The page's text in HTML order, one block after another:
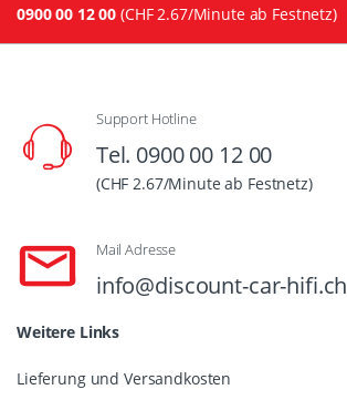
0900 00 12 00 (CHF 2.67/Minute ab Festnetz)
Support Hotline
Tel. 0900 00 12 00
(CHF 2.67/Minute ab Festnetz)
Mail Adresse
info@discount-car-hifi.ch
Weitere Links
Lieferung und Versandkosten